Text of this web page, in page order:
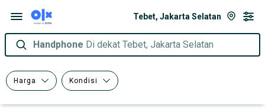
Tebet, Jakarta Selatan
Handphone Di dekat Tebet, Jakarta Selatan
Harga Kondisi